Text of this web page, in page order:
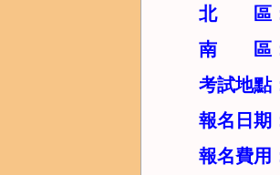
北 區
南 區
考試地點
報名日期
報名費用